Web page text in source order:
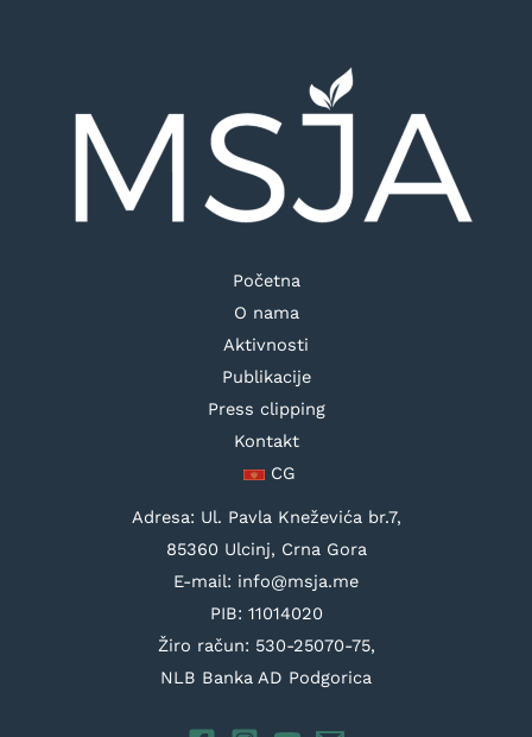
Početna
O nama
Aktivnosti
Publikacije
Press clipping
Kontakt
CG
Adresa: Ul. Pavla Kneževića br.7,
85360 Ulcinj, Crna Gora
E-mail: info@msja.me
PIB: 11014020
Žiro račun: 530-25070-75,
NLB Banka AD Podgorica